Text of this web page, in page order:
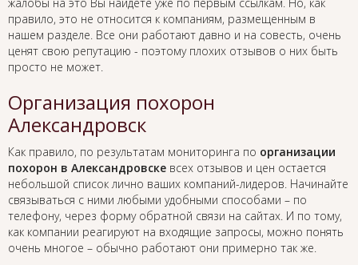
правило, это не относится к компаниям, размещенным в
нашем разделе. Все они работают давно и на совесть, очень
ценят свою репутацию - поэтому плохих отзывов о них быть
просто не может.
Организация похорон
Александровск
Как правило, по результатам мониторинга по организации
похорон в Александровске всех отзывов и цен остается
небольшой список лично ваших компаний-лидеров. Начинайте
связываться с ними любыми удобными способами – по
телефону, через форму обратной связи на сайтах. И по тому,
как компании реагируют на входящие запросы, можно понять
очень многое – обычно работают они примерно так же.